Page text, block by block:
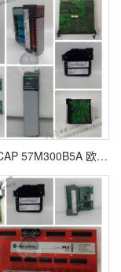
PORTESCAP 57M300B5A 欧美进口 质保一年